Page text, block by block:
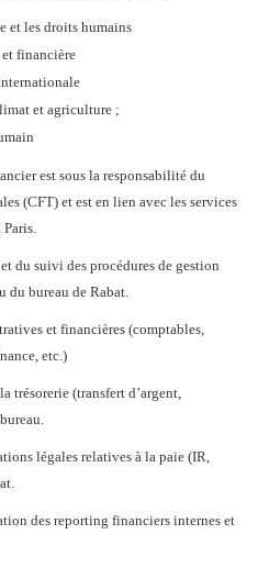
et les droits humains
financière
et agriculture ;
est sous la responsabilité du
(CFT) et est en lien avec les services
du suivi des procédures de gestion
du bureau de Rabat.
et financières (comptables,
etc.)
trésorerie (transfert d’argent,
légales relatives à la paie (IR,
des reporting financiers internes et